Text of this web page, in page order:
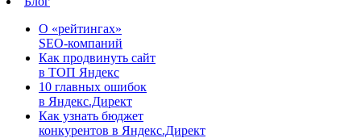
О «рейтингах»
SEO-компаний
Как продвинуть сайт
в ТОП Яндекс
10 главных ошибок
в Яндекс.Директ
Как узнать бюджет
конкурентов в Яндекс.Директ